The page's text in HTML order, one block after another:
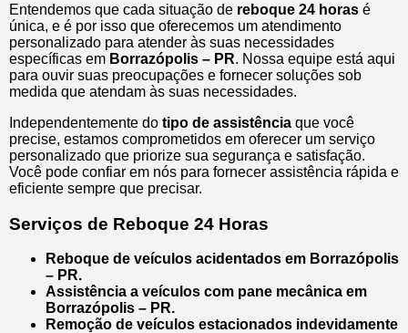
Entendemos que cada situação de reboque 24 horas é
única, e é por isso que oferecemos um atendimento
personalizado para atender às suas necessidades
específicas em Borrazópolis – PR. Nossa equipe está aqui
para ouvir suas preocupações e fornecer soluções sob
medida que atendam às suas necessidades.
Independentemente do tipo de assistência que você
precise, estamos comprometidos em oferecer um serviço
personalizado que priorize sua segurança e satisfação.
Você pode confiar em nós para fornecer assistência rápida e
eficiente sempre que precisar.
Serviços de Reboque 24 Horas
Reboque de veículos acidentados em Borrazópolis
– PR.
Assistência a veículos com pane mecânica em
Borrazópolis – PR.
Remoção de veículos estacionados indevidamente